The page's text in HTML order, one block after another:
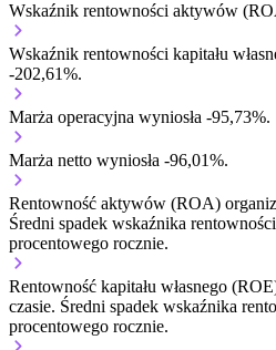
Wskaźnik rentowności aktywów
Wskaźnik rentowności kapitału
-202,61%.
Marża operacyjna wyniosła -95,73%.
Marża netto wyniosła -96,01%.
Rentowność aktywów (ROA)
Średni spadek wskaźnika
procentowego rocznie.
Rentowność kapitału własnego
czasie. Średni spadek wskaźnika
procentowego rocznie.